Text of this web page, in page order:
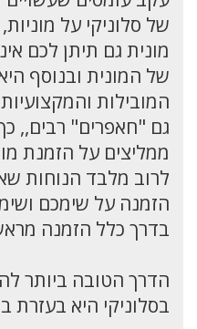
של סלוניקי על
מונית גם תיתן לכם
של המונית ובנוסף
המובילות
גם "חאפרים" רבים,,
ממליצים על הזמנת
לרוב מלבד הנוחות
הזמנה על שימכם
בדרך כלל הזמנה
הדרך הטובה ביותר
בסלוניקי היא בעזרת